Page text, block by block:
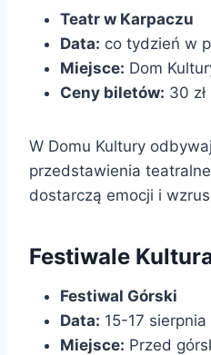
Teatr w Karpaczu
Data: co tydzień w
Miejsce: Dom
Ceny biletów: 30
W Domu Kultury
przedstawienia
dostarczą emocji i
Festiwale
Festiwal Górski
Data: 15-17 sierpnia
Miejsce: Przed